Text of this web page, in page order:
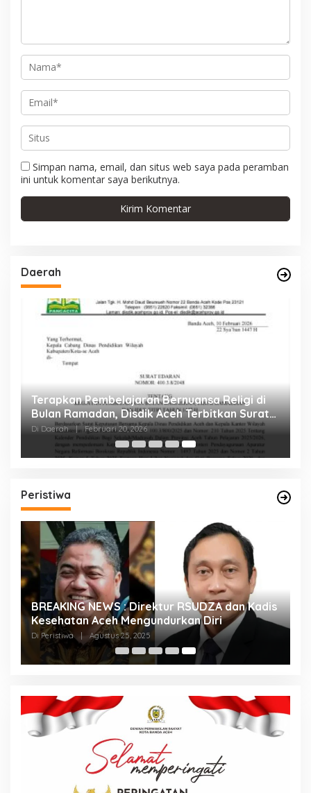
Simpan nama, email, dan situs web saya pada peramban
ini untuk komentar saya berikutnya.
Daerah
Terapkan Pembelajaran Bernuansa Religi di
Bulan Ramadan, Disdik Aceh Terbitkan Surat
Edaran
Di Daerah | Februari 20, 2026
Peristiwa
BREAKING NEWS : Direktur RSUDZA dan Kadis
Kesehatan Aceh Mengundurkan Diri
Di Peristiwa | Agustus 25, 2025